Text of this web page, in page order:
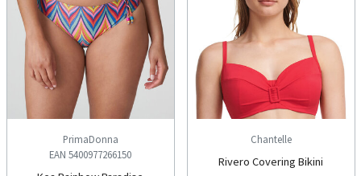
PrimaDonna
EAN 5400977266150
Chantelle
Rivero Covering Bikini